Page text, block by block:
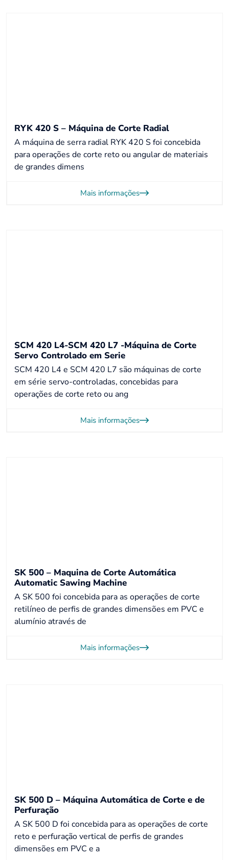
RYK 420 S – Máquina de Corte Radial
A máquina de serra radial RYK 420 S foi concebida
para operações de corte reto ou angular de materiais
de grandes dimens
Mais informações
SCM 420 L4-SCM 420 L7 -Máquina de Corte
Servo Controlado em Serie
SCM 420 L4 e SCM 420 L7 são máquinas de corte
em série servo-controladas, concebidas para
operações de corte reto ou ang
Mais informações
SK 500 – Maquina de Corte Automática
Automatic Sawing Machine
A SK 500 foi concebida para as operações de corte
retilíneo de perfis de grandes dimensões em PVC e
alumínio através de
Mais informações
SK 500 D – Máquina Automática de Corte e de
Perfuração
A SK 500 D foi concebida para as operações de corte
reto e perfuração vertical de perfis de grandes
dimensões em PVC e a